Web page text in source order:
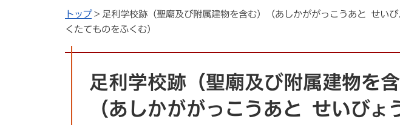
トップ> 足利学校跡（聖廟及び附属建物を含む）（あしかががっこうあと せいび
くたてものをふくむ）
足利学校跡（聖廟及び附属建物を含
（あしかががっこうあと せいびょ